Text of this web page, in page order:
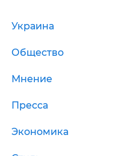
Украина
Общество
Мнение
Пресса
Экономика